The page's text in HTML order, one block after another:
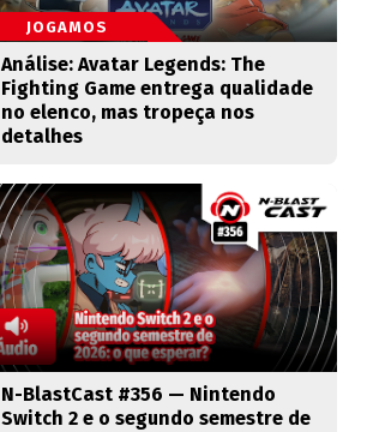
JOGAMOS
Análise: Avatar Legends: The
Fighting Game entrega qualidade
no elenco, mas tropeça nos
detalhes
N-BlastCast #356 — Nintendo
Switch 2 e o segundo semestre de